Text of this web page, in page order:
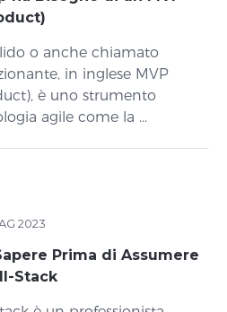
o anche chiamato
in inglese MVP
è uno strumento
agile come la ...
2023
Prima di Assumere
Stack